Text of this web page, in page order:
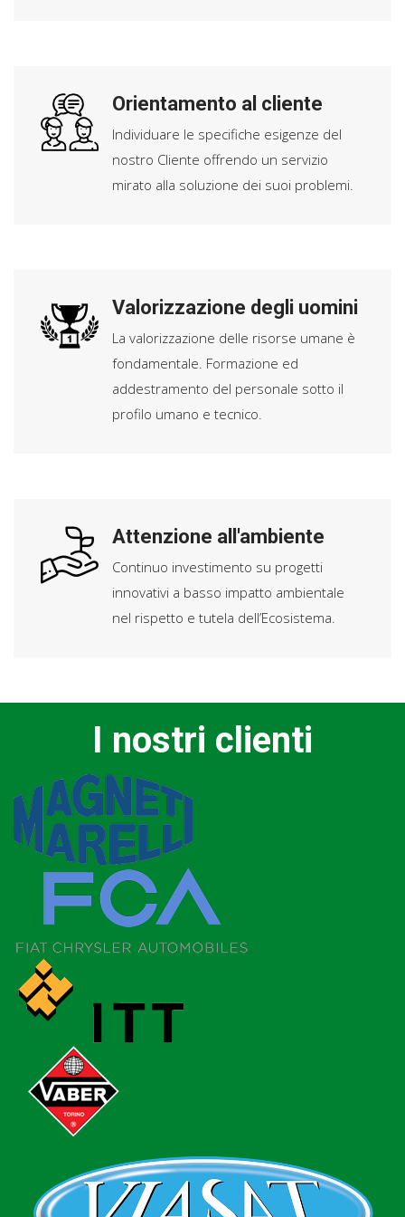
Orientamento al cliente
Individuare le specifiche esigenze del
nostro Cliente offrendo un servizio
mirato alla soluzione dei suoi problemi.
Valorizzazione degli uomini
La valorizzazione delle risorse umane è
fondamentale. Formazione ed
addestramento del personale sotto il
profilo umano e tecnico.
Attenzione all'ambiente
Continuo investimento su progetti
innovativi a basso impatto ambientale
nel rispetto e tutela dell’Ecosistema.
I nostri clienti